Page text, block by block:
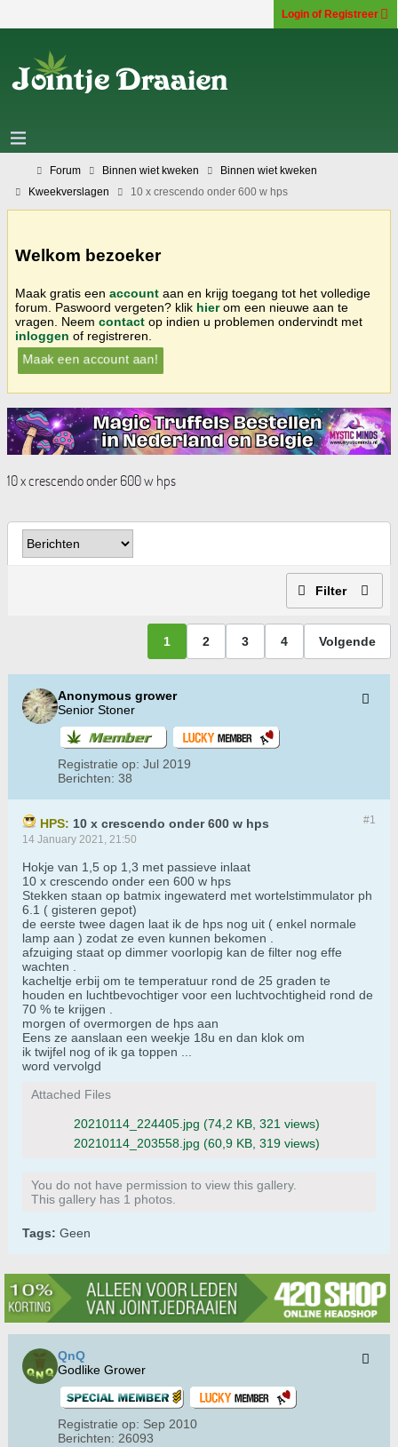
Login of Registreer
Forum Binnen wiet kweken
Binnen wiet kweken
Kweekverslagen
10 x crescendo onder 600 w hps
Welkom bezoeker
Maak gratis een account aan en krijg toegang tot het volledige
forum. Paswoord vergeten? klik hierom een nieuwe aan te
vragen. Neem contact op indien u problemen ondervindt met
inloggen of registreren.
Maak een account aan!
10 x crescendo onder 600 w hps
Filter
1 2 3 4 Volgende
Anonymous grower
Senior Stoner
Registratie op: Jul 2019
Berichten: 38
#1
HPS: 10 x crescendo onder 600 w hps
14 January 2021, 21:50
Hokje van 1,5 op 1,3 met passieve inlaat
10 x crescendo onder een 600 w hps
Stekken staan op batmix ingewaterd met wortelstimmulator ph
6.1 ( gisteren gepot)
de eerste twee dagen laat ik de hps nog uit ( enkel normale
lamp aan ) zodat ze even kunnen bekomen .
afzuiging staat op dimmer voorlopig kan de filter nog effe
wachten .
kacheltje erbij om te temperatuur rond de 25 graden te
houden en luchtbevochtiger voor een luchtvochtigheid rond de
70 % te krijgen .
morgen of overmorgen de hps aan
Eens ze aanslaan een weekje 18u en dan klok om
ik twijfel nog of ik ga toppen ...
word vervolgd
Attached Files
20210114_224405.jpg (74,2 KB, 321 views)
20210114_203558.jpg (60,9 KB, 319 views)
You do not have permission to view this gallery.
This gallery has 1 photos.
Tags: Geen
QnQ
Godlike Grower
Registratie op: Sep 2010
Berichten: 26093